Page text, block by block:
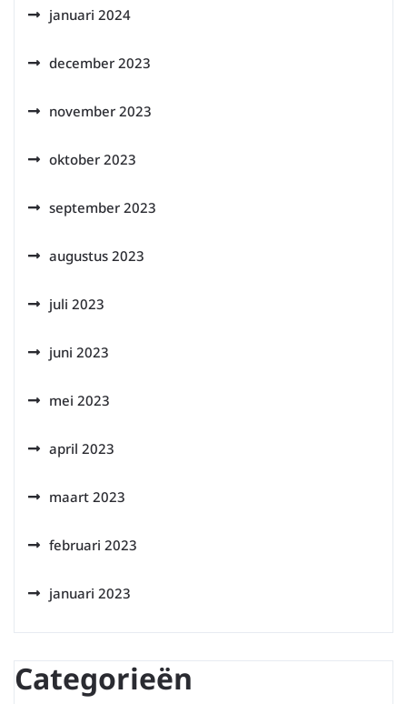
januari 2024
december 2023
november 2023
oktober 2023
september 2023
augustus 2023
juli 2023
juni 2023
mei 2023
april 2023
maart 2023
februari 2023
januari 2023
Categorieën